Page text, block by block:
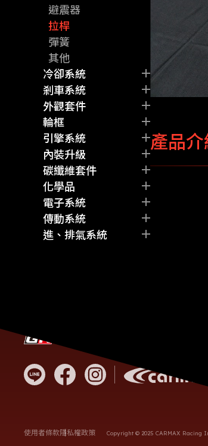
化學品
Michelin
ADRO
Armaspeed
Blitz
BRIDE
BRIDGESTONE
CPM
CUSCO
ENDLESS
ENKEI
Eventuri
Fi Exhaust
FUJITSUBO
GReddy
GROW Design
NANKANG
OS Giken
Project Mu
SUMMIT
避震器
拉桿
彈簧
其他
冷卻系統
水箱
中冷
油冷
水管
其他
剎車系統
碟盤
卡鉗
來令片
剎車油管
其他
外觀套件
前/後包圍
側裙
尾翼
其他
輪框
輪胎
鋁圈
其他
引擎系統
洩壓閥
機油芯
火星塞
強化皮帶
其他
內裝升級
賽車椅
方向盤
排檔
其他
碳纖維套件
其他
化學品
剎車油
機油
差速油
電子系統
監控儀表
其他
傳動系統
離合器
進、排氣系統
產品介
使用者條款隱私權政策 Copyright © 2025 CARMAX Racing